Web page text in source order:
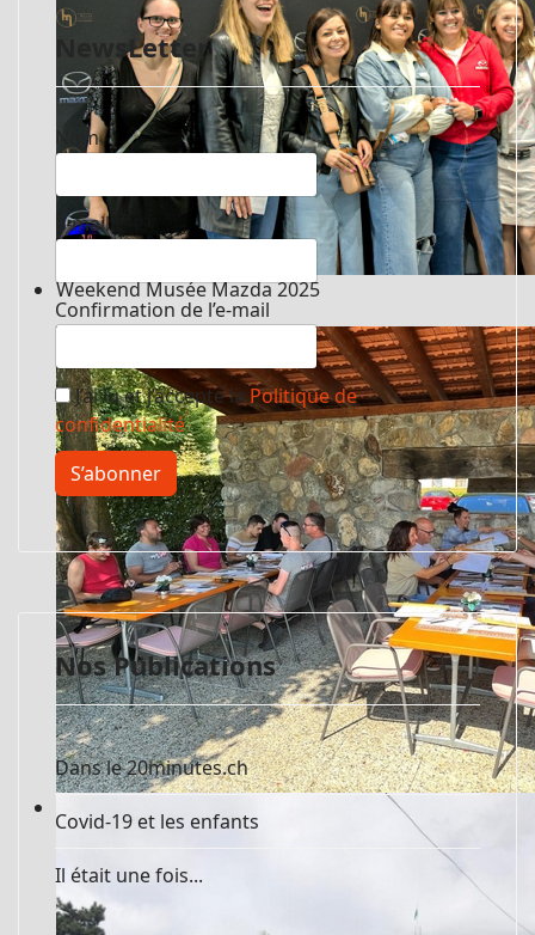
Weekend Musée Mazda 2025
NewsLetter
Nom
E-mail
Confirmation de l’e-mail
J’ai lu et j’accepte laPolitique de
confidentialité
S’abonner
Nos Publications
Dans le 20minutes.ch
Covid-19 et les enfants
Il était une fois...